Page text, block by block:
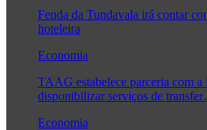
Fenda da Tundavala irá contar
hoteleira
Economia
TAAG estabelece parceria com a
disponibilizar serviços de
Economia